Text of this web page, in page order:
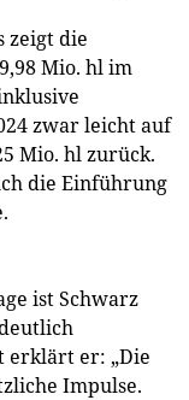
zeigt die
Mio. hl im
zwar leicht auf
Mio. hl zurück.
die Einführung
ist Schwarz
erklärt er: „Die
Impulse.